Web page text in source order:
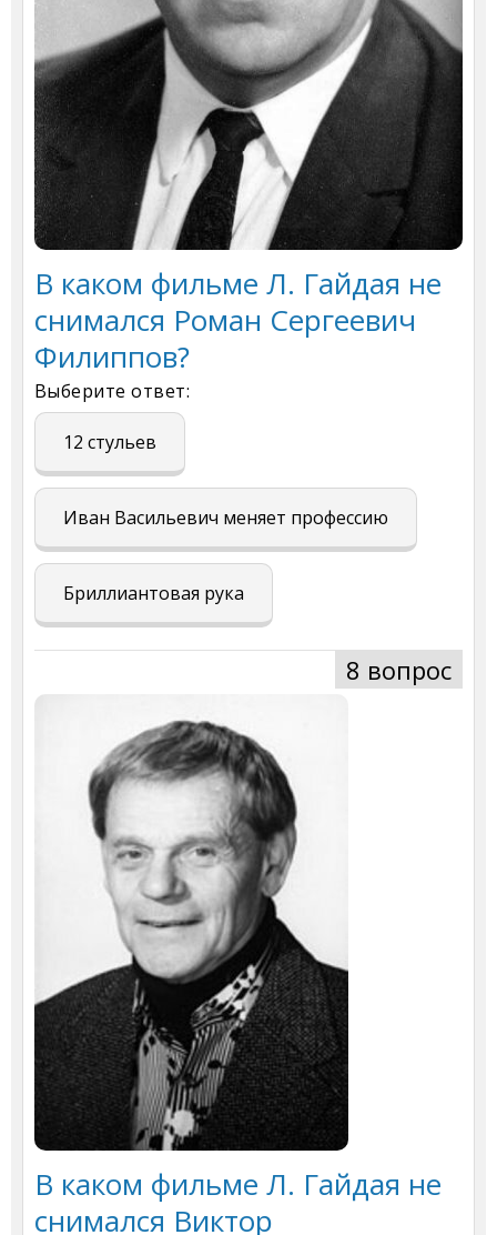
В каком фильме Л. Гайдая не
снимался Роман Сергеевич
Филиппов?
Выберите ответ:
12 стульев
Иван Васильевич меняет профессию
Бриллиантовая рука
8 вопрос
В каком фильме Л. Гайдая не
снимался Виктор